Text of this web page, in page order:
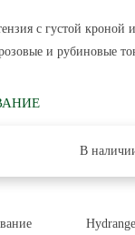
с густой
и рубиновые
В